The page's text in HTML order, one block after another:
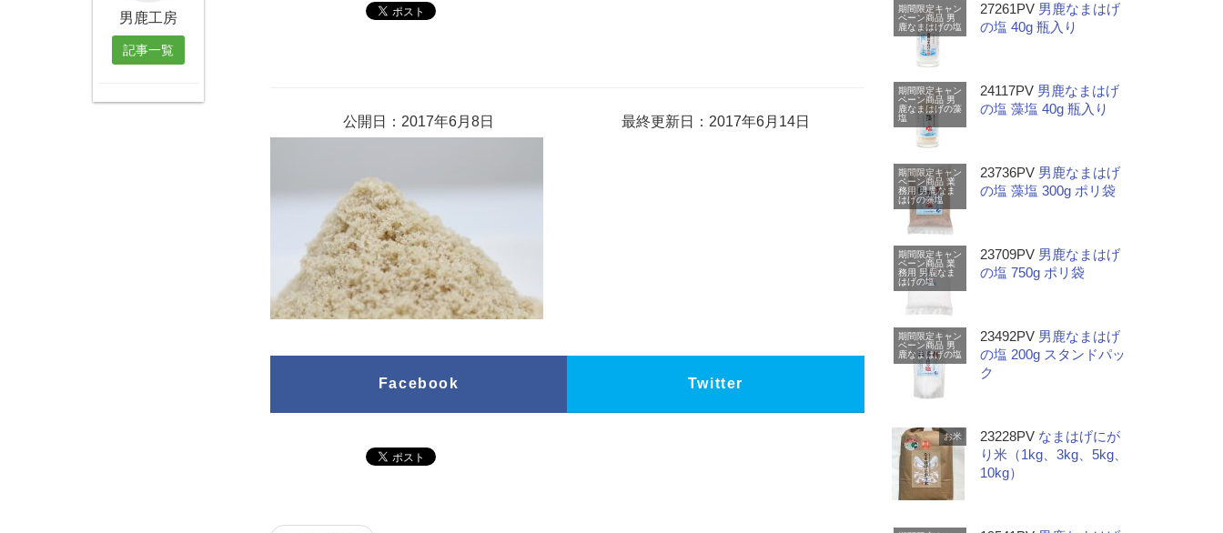
公開日：2017年6月8日 最終更新日：2017年6月14日
Facebook Twitter
男鹿工房
記事一覧
期間限定キャン
ペーン商品 男
鹿なまはげの塩
27261PV 男鹿なまはげ
の塩 40g 瓶入り
期間限定キャン
ペーン商品 男
鹿なまはげの藻
塩
24117PV 男鹿なまはげ
の塩 藻塩 40g 瓶入り
期間限定キャン
ペーン商品 業
務用 男鹿なま
はげの藻塩
23736PV 男鹿なまはげ
の塩 藻塩 300g ポリ袋
期間限定キャン
ペーン商品 業
務用 男鹿なま
はげの塩
23709PV 男鹿なまはげ
の塩 750g ポリ袋
期間限定キャン
ペーン商品 男
鹿なまはげの塩
23492PV 男鹿なまはげ
の塩 200g スタンドパッ
ク
お米 23228PV なまはげにが
り米（1kg、3kg、5kg、
10kg）